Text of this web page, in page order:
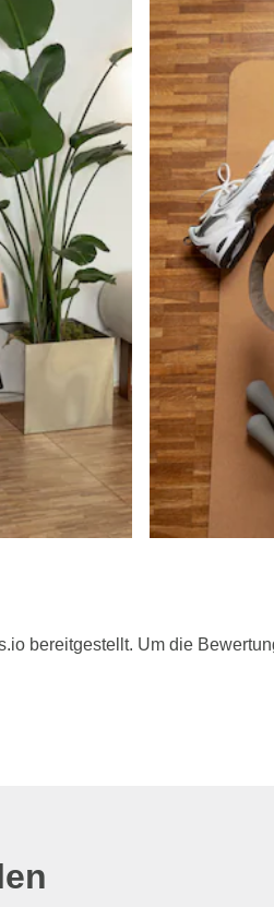
bereitgestellt. Um die